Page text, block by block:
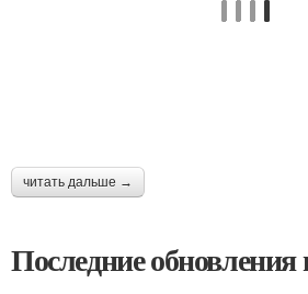
читать дальше →
Последние обновления